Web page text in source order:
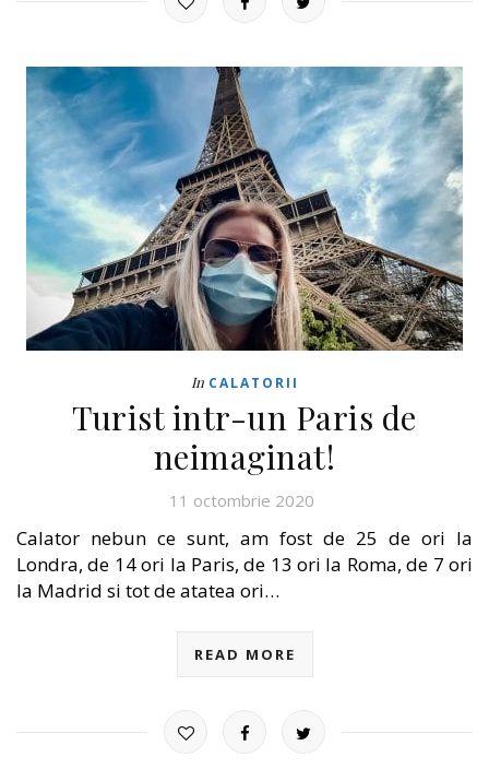
In CALATORII
Turist intr-un Paris de
neimaginat!
11 octombrie 2020
Calator nebun ce sunt, am fost de 25 de ori la
Londra, de 14 ori la Paris, de 13 ori la Roma, de 7 ori
la Madrid si tot de atatea ori…
READ MORE